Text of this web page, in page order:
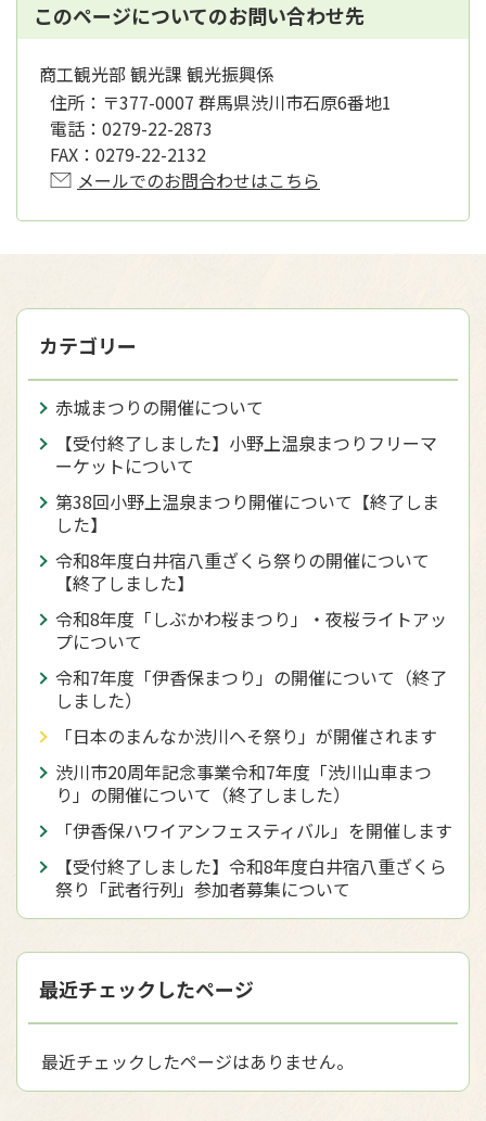
このページについてのお問い合わせ先
商工観光部 観光課 観光振興係
住所： 〒377-0007 群馬県渋川市石原6番地1
電話： 0279-22-2873
FAX： 0279-22-2132
メールでのお問合わせはこちら
カテゴリー
赤城まつりの開催について
【受付終了しました】小野上温泉まつりフリーマ
ーケットについて
第38回小野上温泉まつり開催について【終了しま
した】
令和8年度白井宿八重ざくら祭りの開催について
【終了しました】
令和8年度「しぶかわ桜まつり」・夜桜ライトアッ
プについて
令和7年度「伊香保まつり」の開催について（終了
しました）
「日本のまんなか渋川へそ祭り」が開催されます
渋川市20周年記念事業令和7年度「渋川山車まつ
り」の開催について（終了しました）
「伊香保ハワイアンフェスティバル」を開催します
【受付終了しました】令和8年度白井宿八重ざくら
祭り「武者行列」参加者募集について
最近チェックしたページ
最近チェックしたページはありません。